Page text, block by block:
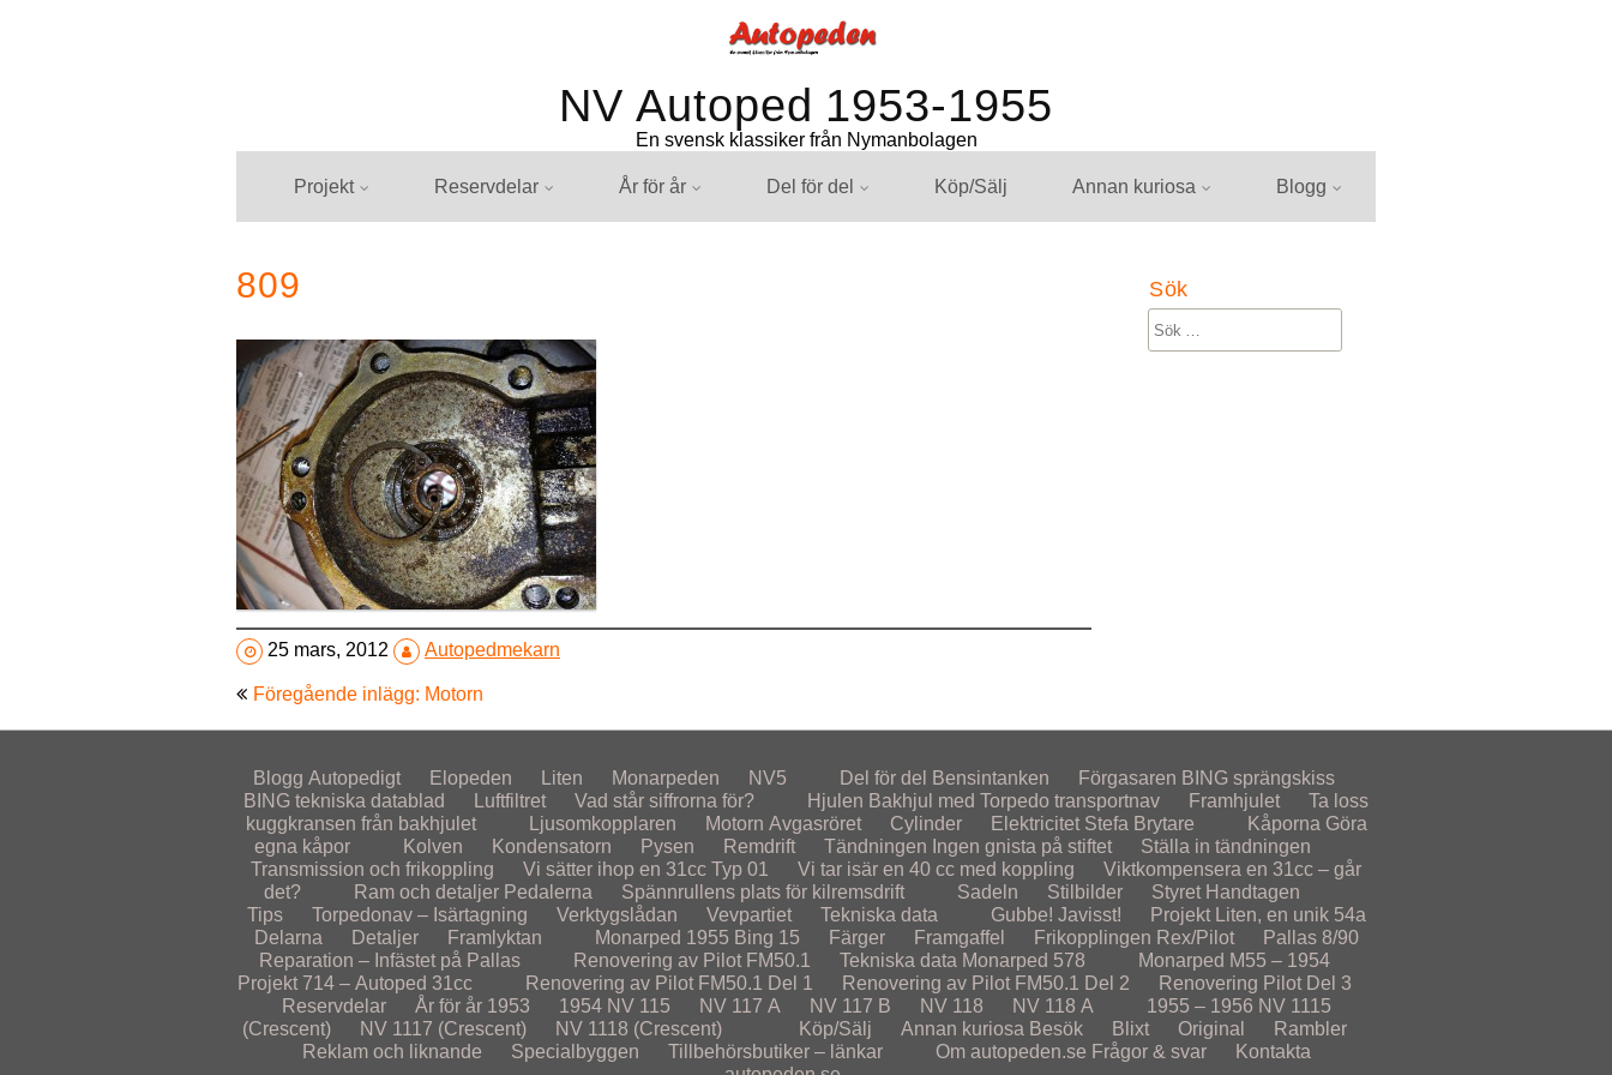
NV Autoped 1953-1955
En svensk klassiker från Nymanbolagen
Projekt Reservdelar År för år Del för del Köp/Sälj Annan kuriosa Blogg
809
25 mars, 2012 Autopedmekarn
Inläggsnavigering
Föregående inlägg: Motorn
Sök
Blogg Autopedigt Elopeden Liten Monarpeden NV5 Del för del Bensintanken Förgasaren BING sprängskiss
BING tekniska datablad
Luftfiltret Vad står siffrorna för? Hjulen Bakhjul med Torpedo transportnav Framhjulet
Ta loss
kuggkransen från bakhjulet
Ljusomkopplaren Motorn Avgasröret Cylinder Elektricitet Stefa Brytare Kåporna Göra
egna kåpor
Kolven Kondensatorn Pysen Remdrift Tändningen Ingen gnista på stiftet
Ställa in tändningen
Transmission och frikoppling
Vi sätter ihop en 31cc Typ 01 Vi tar isär en 40 cc med koppling
Viktkompensera en 31cc – går
det?
Ram och detaljer Pedalerna Spännrullens plats för kilremsdrift Sadeln Stilbilder Styret Handtagen
Tips
Torpedonav – Isärtagning Verktygslådan Vevpartiet Tekniska data Gubbe! Javisst! Projekt Liten, en unik 54a
Delarna
Detaljer Framlyktan Monarped 1955 Bing 15 Färger Framgaffel Frikopplingen Rex/Pilot
Pallas 8/90
Reparation – Infästet på Pallas
Renovering av Pilot FM50.1 Tekniska data Monarped 578
Monarped M55 – 1954
Projekt 714 – Autoped 31cc
Renovering av Pilot FM50.1 Del 1 Renovering av Pilot FM50.1 Del 2
Renovering Pilot Del 3
Reservdelar
År för år 1953 1954 NV 115 NV 117 A NV 117 B NV 118 NV 118 A 1955 – 1956 NV 1115
(Crescent)
NV 1117 (Crescent) NV 1118 (Crescent) Köp/Sälj Annan kuriosa Besök Blixt Original
Rambler
Reklam och liknande
Specialbyggen Tillbehörsbutiker – länkar Om autopeden.se Frågor & svar
Kontakta